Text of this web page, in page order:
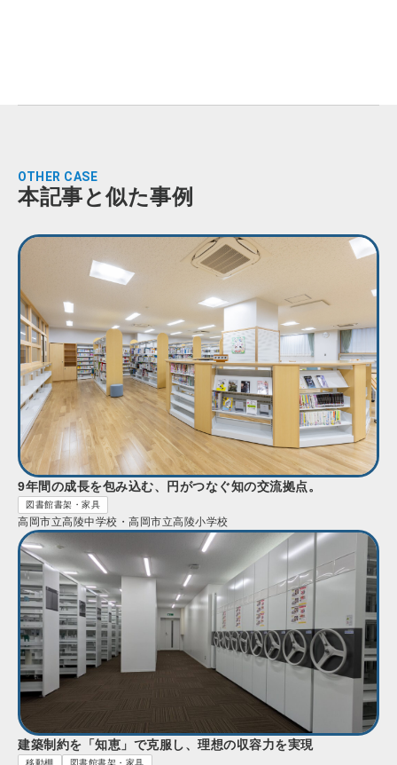
OTHER CASE
本記事と似た事例
9年間の成長を包み込む、円がつなぐ知の交流拠点。
図書館書架・家具
高岡市立高陵中学校・高岡市立高陵小学校
建築制約を「知恵」で克服し、理想の収容力を実現
移動棚 図書館書架・家具